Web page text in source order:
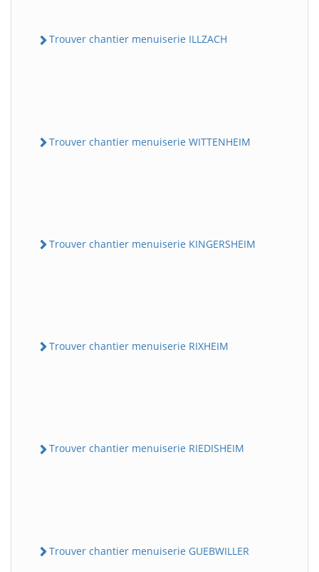
Trouver chantier menuiserie ILLZACH
Trouver chantier menuiserie WITTENHEIM
Trouver chantier menuiserie KINGERSHEIM
Trouver chantier menuiserie RIXHEIM
Trouver chantier menuiserie RIEDISHEIM
Trouver chantier menuiserie GUEBWILLER